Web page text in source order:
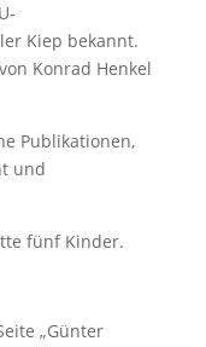
Kiep bekannt.
Konrad Henkel
Publikationen,
und
fünf Kinder.
„Günter